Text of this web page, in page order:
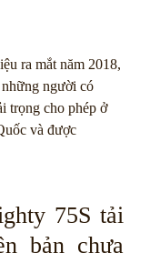
ra mắt năm 2018,
người có
trọng cho phép ở
và được
75S tải
bản chưa